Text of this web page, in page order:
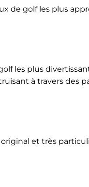
de golf les plus
les plus
à travers
et très